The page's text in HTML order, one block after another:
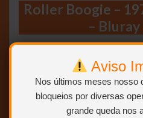
Aviso
Nos últimos meses nosso
bloqueios por diversas
grande queda nos
Roller Boogie –
–